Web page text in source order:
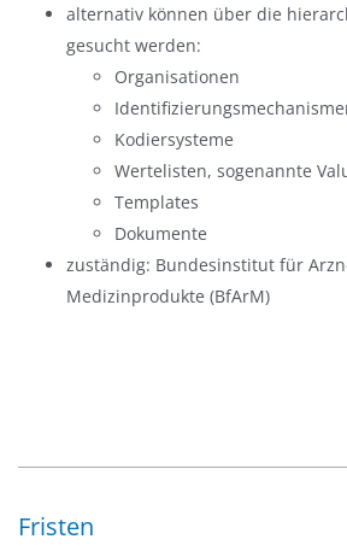
alternativ können über die
gesucht werden:
Organisationen
Kodiersysteme
Wertelisten, sogenannte
Templates
Dokumente
zuständig: Bundesinstitut für
Medizinprodukte (BfArM)
Fristen